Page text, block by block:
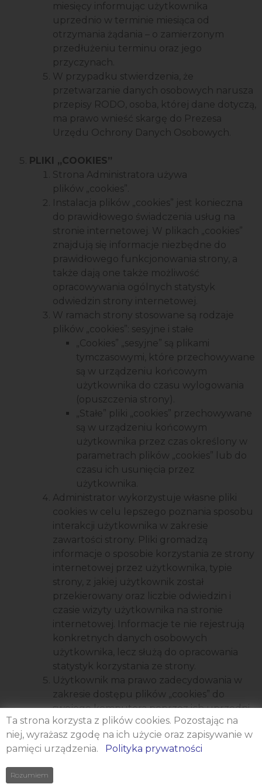
miesięcy informując użytkownika
uprzednio w terminie miesiąca od
otrzymania żądania – o zamierzonym
przedłużeniu terminu oraz jego
przyczynach.
W przypadku stwierdzenia, że
przetwarzanie danych osobowych narusza
przepisy RODO, osoba, której dane dotyczą,
ma prawo wnieść skargę do Prezesa
Urzędu Ochrony Danych Osobowych.
PLIKI „COOKIES”
Strona Administratora używa
plików „cookies”.
Instalacja plików „cookies” jest konieczna
do prawidłowego świadczenia usług na
stronie internetowej. W plikach „cookies”
znajdują się informacje niezbędne do
prawidłowego funkcjonowania strony, a
także dają one także możliwość
opracowywania ogólnych statystyk
odwiedzin strony internetowej.
W ramach strony stosowane są rodzaje
plików „cookies”: sesyjne i stałe
„Cookies” „sesyjne” są plikami
tymczasowymi, które przechowywane
są w urządzeniu końcowym
użytkownika do czasu wylogowania
(opuszczenia strony).
„Stałe” pliki „cookies” przechowywane
są w urządzeniu końcowym
użytkownika przez czas określony w
parametrach plików „cookies” lub do
czasu ich usunięcia przez
użytkownika.
Administrator wykorzystuje własne pliki
cookies w celu lepszego poznania sposobu
interakcji użytkownika w zakresie
zawartości strony. Pliki gromadzą
informacje o sposobie korzystania ze strony
internetowej przez użytkownika, typie
strony, z jakiej użytkownik został
przekierowany oraz liczbie odwiedzin i
czasie wizyty użytkownika na stronie
internetowej. Informacje te nie rejestrują
konkretnych danych osobowych
użytkownika, lecz służą do opracowania
statystyk korzystania ze strony.
Użytkownik ma prawo zadecydowania w
zakresie dostępu plików „cookies” do
swojego komputera poprzez ich uprzedni
wybór w oknie swojej przeglądarki.
Szczegółowe informacje o możliwości i
sposobach obsługi plików „cookies”
Ta strona korzysta z plików cookies. Pozostając na
niej, wyrażasz zgodę na ich użycie oraz zapisywanie w
pamięci urządzenia. Polityka prywatności
Rozumiem